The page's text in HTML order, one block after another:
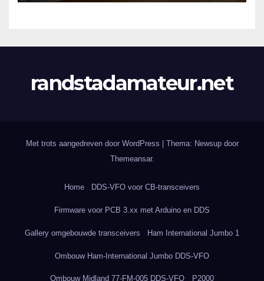
randstadamateur.net
Met trots aangedreven door WordPress
Thema: Newsup door
Themeansar.
Home DDS-VFO voor CB-transceivers
Firmware voor PCB 3.xx met Arduino en DDS
Gallery omgebouwde transceivers Ham International Jumbo 1
Ombouw Ham-International Jumbo DDS-VFO
Ombouw Midland 77-FM-005 DDS-VFO P2000